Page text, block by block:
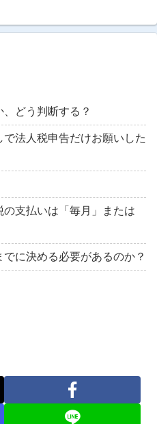
どう判断する？
法人税申告だけお願いした
支払いは「毎月」または
に決める必要があるのか？